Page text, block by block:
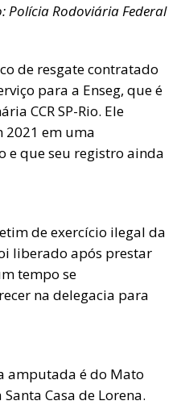
Rodoviária Federal
de resgate contratado
para a Enseg, que é
CCR SP-Rio. Ele
2021 em uma
e que seu registro ainda
de exercício ilegal da
liberado após prestar
tempo se
na delegacia para
amputada é do Mato
Casa de Lorena.